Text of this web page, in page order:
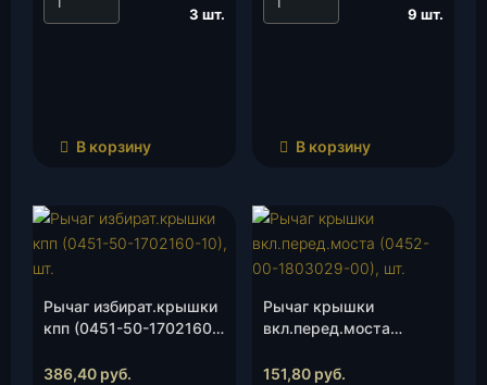
3 шт.
В корзину
9 шт.
В корзину
Рычаг избират.крышки
кпп (0451-50-1702160-
386,40 руб.
Рычаг крышки
вкл.перед.моста
шт.
151,80 руб.